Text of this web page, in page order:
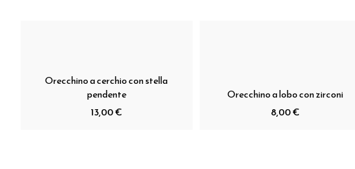
Orecchino a cerchio con stella
pendente
13,00 €
Orecchino a lobo con zirconi
8,00 €